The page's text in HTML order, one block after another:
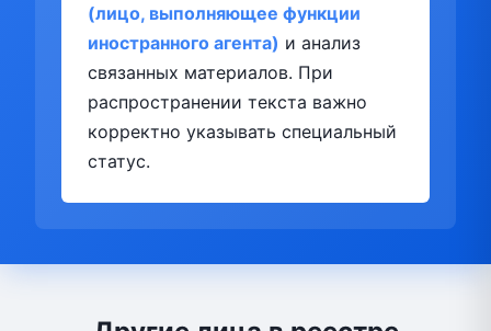
(лицо, выполняющее функции
иностранного агента) и анализ
связанных материалов. При
распространении текста важно
корректно указывать специальный
статус.